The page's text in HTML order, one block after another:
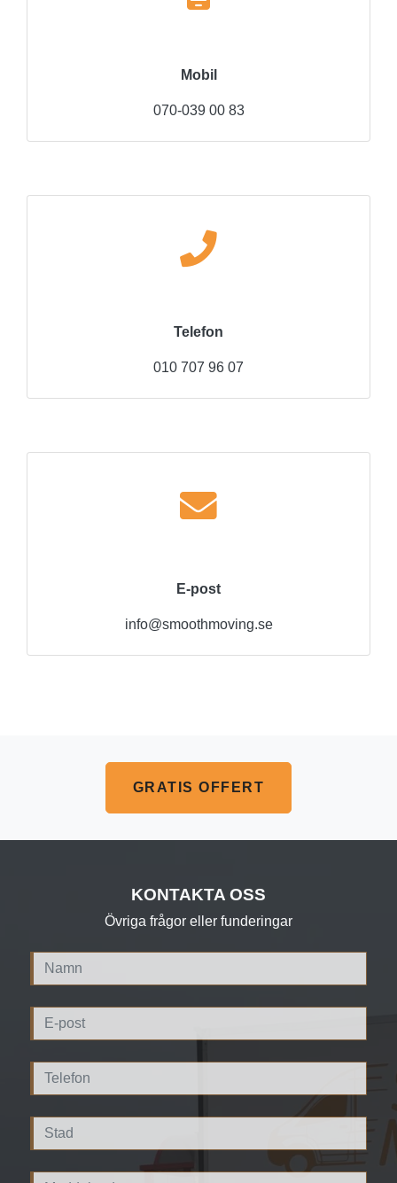
Mobil
070-039 00 83
Telefon
010 707 96 07
E-post
info@smoothmoving.se
GRATIS OFFERT
KONTAKTA OSS
Övriga frågor eller funderingar